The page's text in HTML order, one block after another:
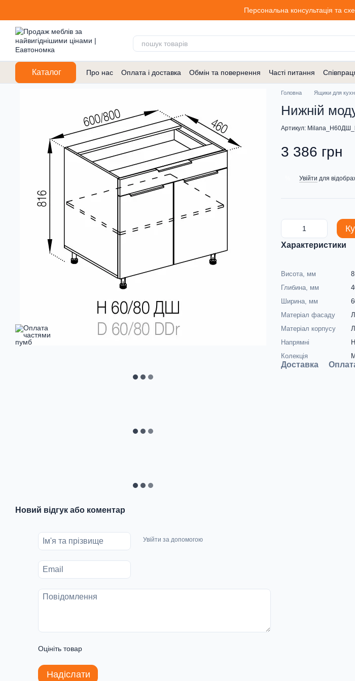
Персональна консультація та
Каталог Про нас Оплата і доставка Обмін та повернення Часті питання
Договір публічної оферти
Новий відгук або коментар
Увійти за допомогою
Оцініть товар
Надіслати
Головна Ящики для
Нижній
Артикул:
3 386 грн
Увійти для
Характеристики
Висота, мм
Глибина, мм
Ширина, мм
Матеріал фасаду
Матеріал корпусу
Напрямні
Колекція
Доставка